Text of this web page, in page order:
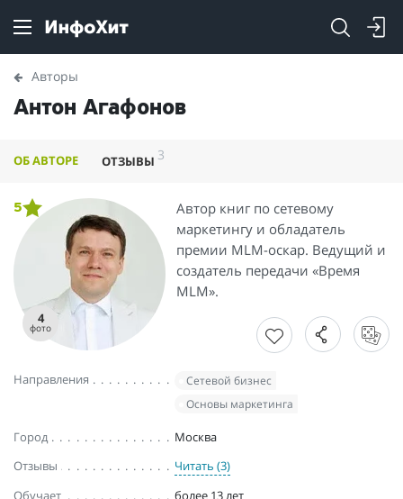
Авторы
Антон Агафонов
ОБ АВТОРЕ ОТЗЫВЫ 3
4
фото
5
Автор книг по сетевому
маркетингу и обладатель
премии MLM-оскар. Ведущий и
создатель передачи «Время
MLM».
Направления
Сетевой бизнес
Основы маркетинга
Город
Москва
Отзывы
Читать (3)
Обучает
более 13 лет